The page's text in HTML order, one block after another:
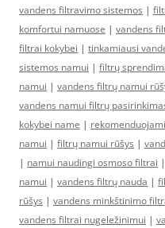
vandens filtravimo sistemos |
komfortui namuose | vandens
filtrai kokybei | tinkamiausi
sistemos namui | filtrų
namui | vandens filtrų namui
vandens namui filtrų
kokybei name |
namui | filtrų namui rūšys |
| namui naudingi osmoso filtrai |
namui | vandens filtrų nauda |
rūšys | vandens minkštinimo
vandens filtrai nugeležinimui |